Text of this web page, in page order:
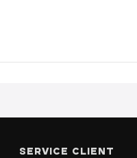
SERVICE CLIENT